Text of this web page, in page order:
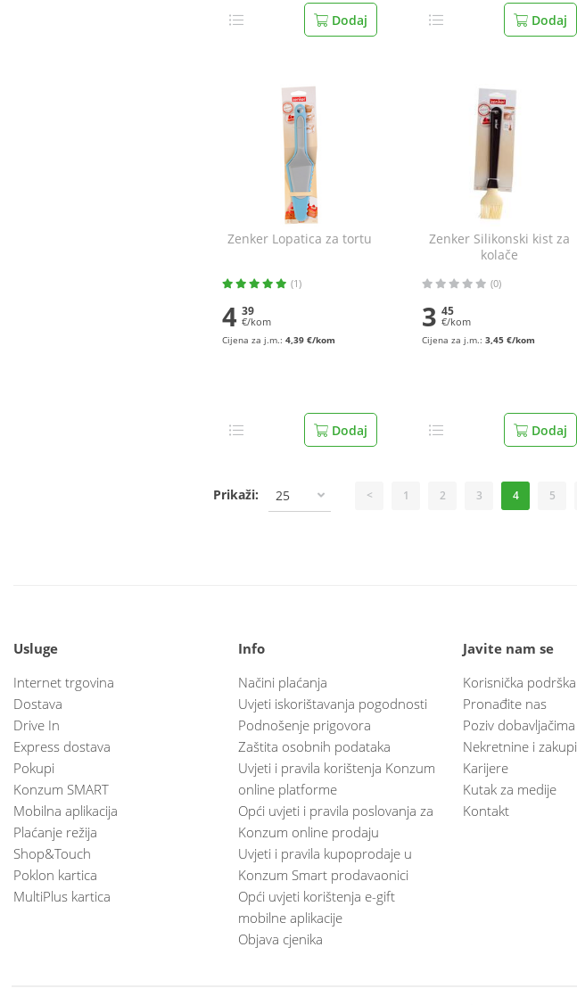
Dodaj Dodaj
Zenker Lopatica za tortu
(1)
4 39
€/kom
Cijena za j.m.: 4,39 €/kom
Dodaj
Zenker Silikonski kist za
kolače
(0)
3 45
€/kom
Cijena za j.m.: 3,45 €/kom
Dodaj
Prikaži: 25 < 1 2 3 4 5
Usluge
Internet trgovina
Dostava
Drive In
Express dostava
Pokupi
Konzum SMART
Mobilna aplikacija
Plaćanje režija
Shop&Touch
Poklon kartica
MultiPlus kartica
Info
Načini plaćanja
Uvjeti iskorištavanja pogodnosti
Podnošenje prigovora
Zaštita osobnih podataka
Uvjeti i pravila korištenja Konzum
online platforme
Opći uvjeti i pravila poslovanja za
Konzum online prodaju
Uvjeti i pravila kupoprodaje u
Konzum Smart prodavaonici
Opći uvjeti korištenja e-gift
mobilne aplikacije
Objava cjenika
Javite nam se
Korisnička podrška
Pronađite nas
Poziv dobavljačima
Nekretnine i zakupi
Karijere
Kutak za medije
Kontakt